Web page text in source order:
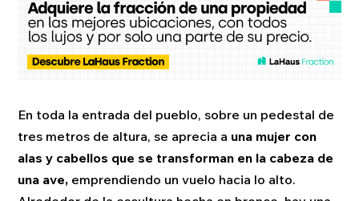
En toda la entrada del pueblo, sobre un pedestal de
tres metros de altura, se aprecia a una mujer con
alas y cabellos que se transforman en la cabeza de
una ave, emprendiendo un vuelo hacia lo alto.